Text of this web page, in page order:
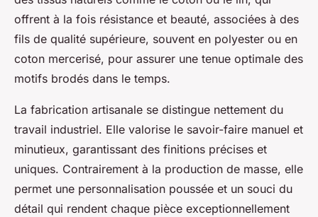
offrent à la fois résistance et beauté, associées à des
fils de qualité supérieure, souvent en polyester ou en
coton mercerisé, pour assurer une tenue optimale des
motifs brodés dans le temps.
La fabrication artisanale se distingue nettement du
travail industriel. Elle valorise le savoir-faire manuel et
minutieux, garantissant des finitions précises et
uniques. Contrairement à la production de masse, elle
permet une personnalisation poussée et un souci du
détail qui rendent chaque pièce exceptionnellement